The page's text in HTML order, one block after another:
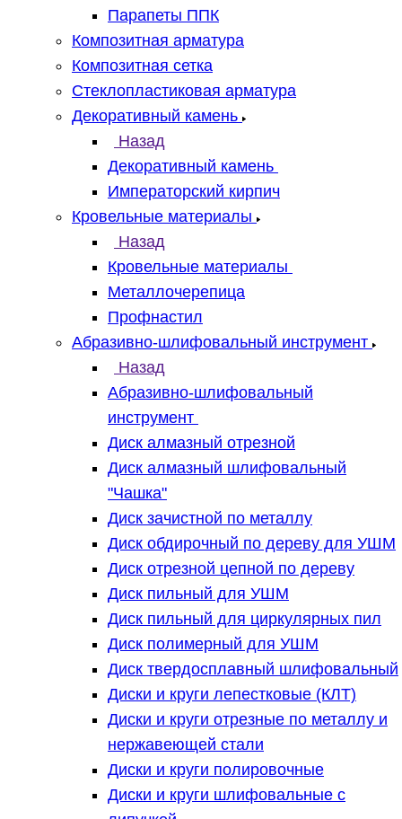
Парапеты ППК
Композитная арматура
Композитная сетка
Стеклопластиковая арматура
Декоративный камень
Назад
Декоративный камень
Императорский кирпич
Кровельные материалы
Назад
Кровельные материалы
Металлочерепица
Профнастил
Абразивно-шлифовальный инструмент
Назад
Абразивно-шлифовальный
инструмент
Диск алмазный отрезной
Диск алмазный шлифовальный
"Чашка"
Диск зачистной по металлу
Диск обдирочный по дереву для УШМ
Диск отрезной цепной по дереву
Диск пильный для УШМ
Диск пильный для циркулярных пил
Диск полимерный для УШМ
Диск твердосплавный шлифовальный
Диски и круги лепестковые (КЛТ)
Диски и круги отрезные по металлу и
нержавеющей стали
Диски и круги полировочные
Диски и круги шлифовальные с